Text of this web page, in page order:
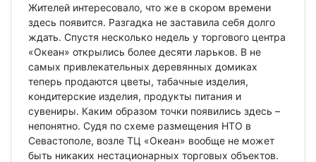
Жителей интересовало, что же в скором времени
здесь появится. Разгадка не заставила себя долго
ждать. Спустя несколько недель у торгового центра
«Океан» открылись более десяти ларьков. В не
самых привлекательных деревянных домиках
теперь продаются цветы, табачные изделия,
кондитерские изделия, продукты питания и
сувениры. Каким образом точки появились здесь –
непонятно. Судя по схеме размещения НТО в
Севастополе, возле ТЦ «Океан» вообще не может
быть никаких нестационарных торговых объектов.